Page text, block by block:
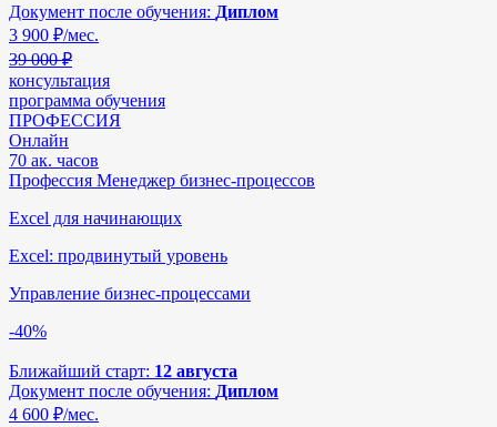
Документ после обучения: Диплом
3 900 ₽/мес.
39 000 ₽
консультация
программа обучения
ПРОФЕССИЯ
Онлайн
70 ак. часов
Профессия Менеджер бизнес-процессов
Excel для начинающих
Excel: продвинутый уровень
Управление бизнес-процессами
-40%
Ближайший старт: 12 августа
Документ после обучения: Диплом
4 600 ₽/мес.